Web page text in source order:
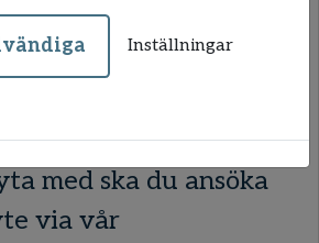
utan att behöva
lång kötid du har. Du
ort. När du hittat
med ska du ansöka
via vår
Inställningar